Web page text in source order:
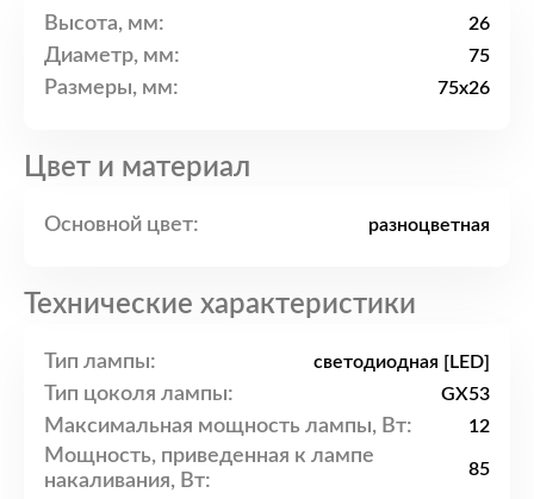
Высота, мм: 26
Диаметр, мм: 75
Размеры, мм: 75x26
Цвет и материал
Основной цвет: разноцветная
Технические характеристики
Тип лампы: светодиодная [LED]
Тип цоколя лампы: GX53
Максимальная мощность лампы, Вт: 12
Мощность, приведенная к лампе
накаливания, Вт:
85